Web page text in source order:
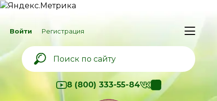
Войти Регистрация
8 (800) 333-55-84